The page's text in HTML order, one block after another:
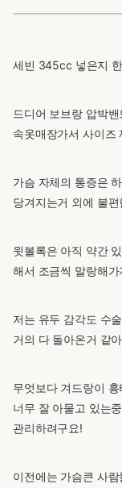
세빈 345cc 넣은지
드디어 보브랑 압박
속옷매장가서 사이즈
가슴 자체의 통증은
당겨지는거 외에 불
윗볼록은 아직 약간
해서 조금씩 말랑해
저는 유두 감각도 수
거의 다 돌아온거 같
무엇보다 겨드랑이
너무 잘 아물고 있는
관리하려구요!
이전에는 가슴큰 사